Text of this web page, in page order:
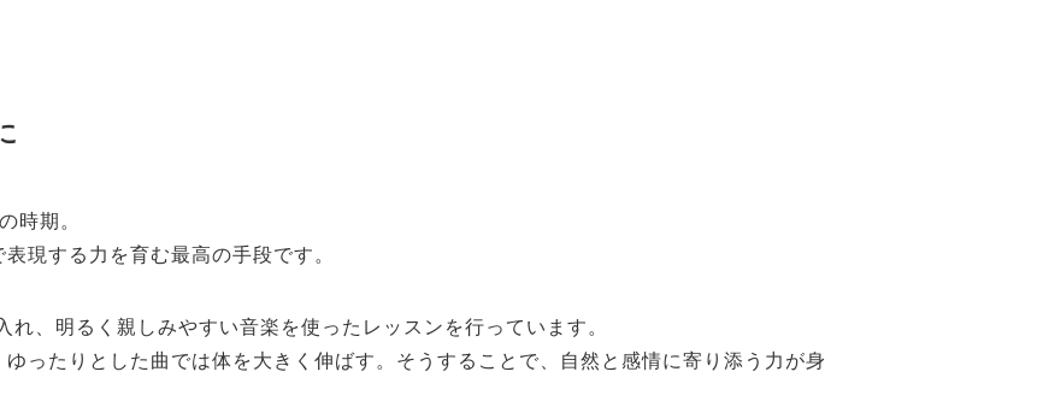
時期。
現する力を育む最高の手段です。
、明るく親しみやすい音楽を使ったレッスンを行っています。
ったりとした曲では体を大きく伸ばす。そうすることで、自然と感情に寄り添う力が身